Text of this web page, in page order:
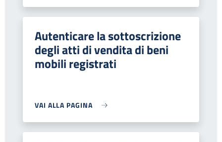
Autenticare la sottoscrizione
degli atti di vendita di beni
mobili registrati
VAI ALLA PAGINA